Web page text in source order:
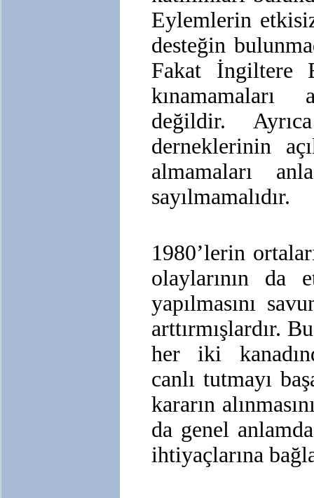
Eylemlerin
desteğin
Fakat İngiltere
değildir.
derneklerinin
almamaları
sayılmamalıdır.
1980’lerin
olaylarının da
yapılmasını
arttırmışlardır.
her iki
canlı tutmayı
kararın
da genel
ihtiyaçlarına